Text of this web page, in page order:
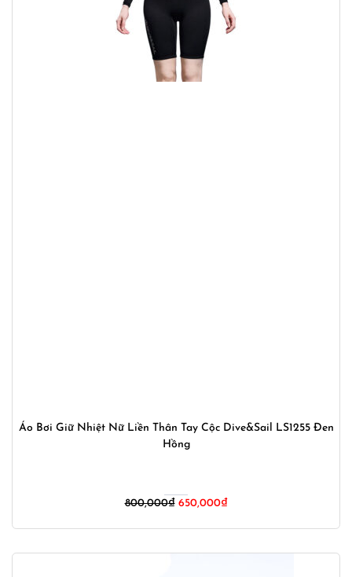
Áo Bơi Giữ Nhiệt Nữ Liền Thân Tay Cộc Dive&Sail LS1255 Đen
Hồng
800,000₫ Giá
800,000₫.
650,000₫Giá
là: